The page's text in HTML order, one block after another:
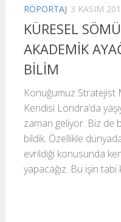
RÖPORTAJ 3 KASIM
KÜRESEL
AKADEMİK
BİLİM
Konuğumuz Stratejist
Kendisi Londra’da
zaman geliyor. Biz de
bildik. Özellikle
evrildiği konusunda
yapacağız. Bu işin tabi